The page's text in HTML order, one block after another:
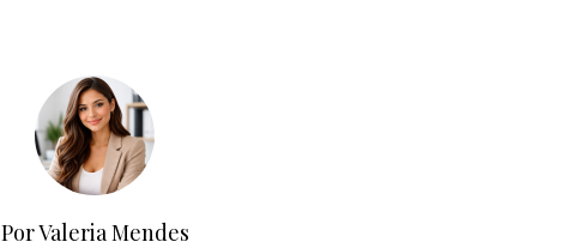
Por Valeria Mendes